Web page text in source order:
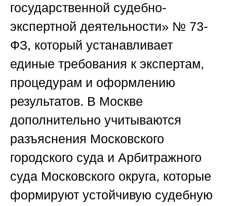
государственной судебно-
экспертной деятельности» № 73-
ФЗ, который устанавливает
единые требования к экспертам,
процедурам и оформлению
результатов. В Москве
дополнительно учитываются
разъяснения Московского
городского суда и Арбитражного
суда Московского округа, которые
формируют устойчивую судебную